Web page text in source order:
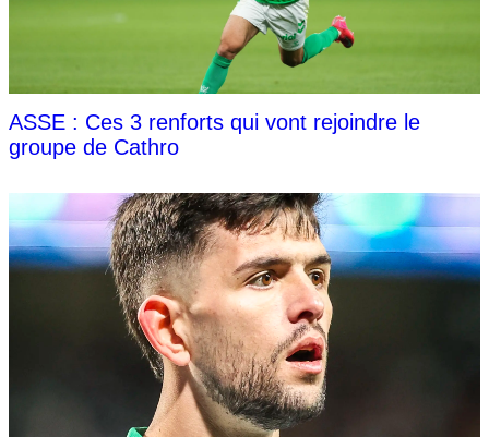
ASSE : Ces 3 renforts qui vont rejoindre le
groupe de Cathro